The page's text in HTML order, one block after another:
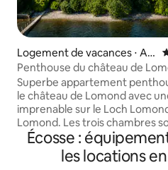
Logement de vacances ⋅ Ar
gyll and Bute Council
Penthouse du château de
chambres vue spectaculaire
Superbe appartement
le château de Lomond avec
imprenable sur le Loch
Lomond. Les trois chambres sont
attenantes avec des douches
modernes, des lits de luxe,
des draps en coton égyptien
Écosse :
les locations